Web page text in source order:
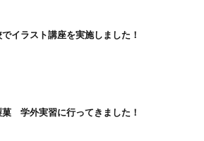
イラスト講座を実施しました！
菓 学外実習に行ってきました！